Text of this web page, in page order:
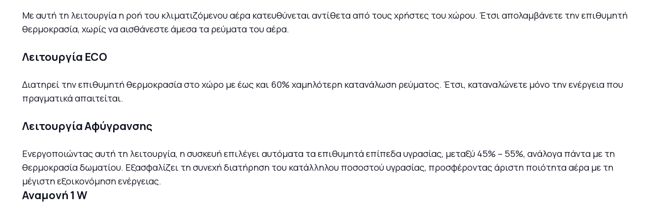
Με αυτή τη λειτουργία η ροή του κλιματιζόμενου αέρα κατευθύνεται αντίθετα από τους χρήστες του χώρου. Έτσι απολαμβάνετε την επιθυμητή
θερμοκρασία, χωρίς να αισθάνεστε άμεσα τα ρεύματα του αέρα.
Λειτουργία ECO
Διατηρεί την επιθυμητή θερμοκρασία στο χώρο με έως και 60% χαμηλότερη κατανάλωση ρεύματος. Έτσι, καταναλώνετε μόνο την ενέργεια που
πραγματικά απαιτείται.
Λειτουργία Αφύγρανσης
Ενεργοποιώντας αυτή τη λειτουργία, η συσκευή επιλέγει αυτόματα τα επιθυμητά επίπεδα υγρασίας, μεταξύ 45% – 55%, ανάλογα πάντα με τη
θερμοκρασία δωματίου. Εξασφαλίζει τη συνεχή διατήρηση του κατάλληλου ποσοστού υγρασίας, προσφέροντας άριστη ποιότητα αέρα με τη
μέγιστη εξοικονόμηση ενέργειας.
Αναμονή 1 W